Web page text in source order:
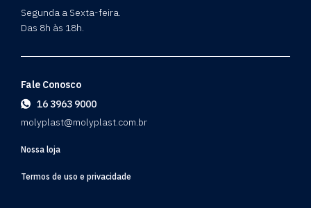
Segunda a Sexta-feira.
Das 8h às 18h.
Nossa loja
Termos de uso e privacidade
Fale Conosco
16 3963 9000
molyplast@molyplast.com.br